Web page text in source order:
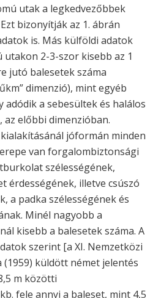
utak a legkedvezőbbek
bizonyítják az 1. ábrán
is. Más külföldi adatok
2-3-szor kisebb az 1
jutó balesetek száma
dimenzió), mint egyéb
adódik a sebesültek és halálos
az előbbi dimenzióban.
jóformán minden
van forgalombiztonsági
szélességének,
érdességének, illetve csúszó
a padka szélességének és
Minél nagyobb a
kisebb a balesetek száma. A
szerint [a XI. Nemzetközi
küldött német jelentés
m közötti
fele annyi a baleset, mint 4,5